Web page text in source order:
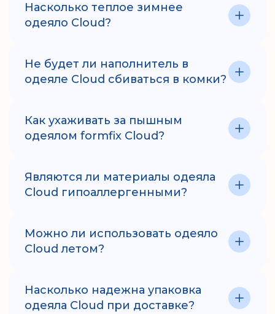
Насколько теплое зимнее
одеяло Cloud?
Не будет ли наполнитель в
одеяле Cloud сбиваться в комки?
Как ухаживать за пышным
одеялом formfix Cloud?
Являются ли материалы одеяла
Cloud гипоаллергенными?
Можно ли использовать одеяло
Cloud летом?
Насколько надежна упаковка
одеяла Cloud при доставке?